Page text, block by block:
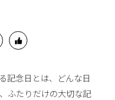
記念日とは、どんな日
ふたりだけの大切な記